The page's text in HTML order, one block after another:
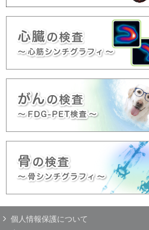
個人情報保護について